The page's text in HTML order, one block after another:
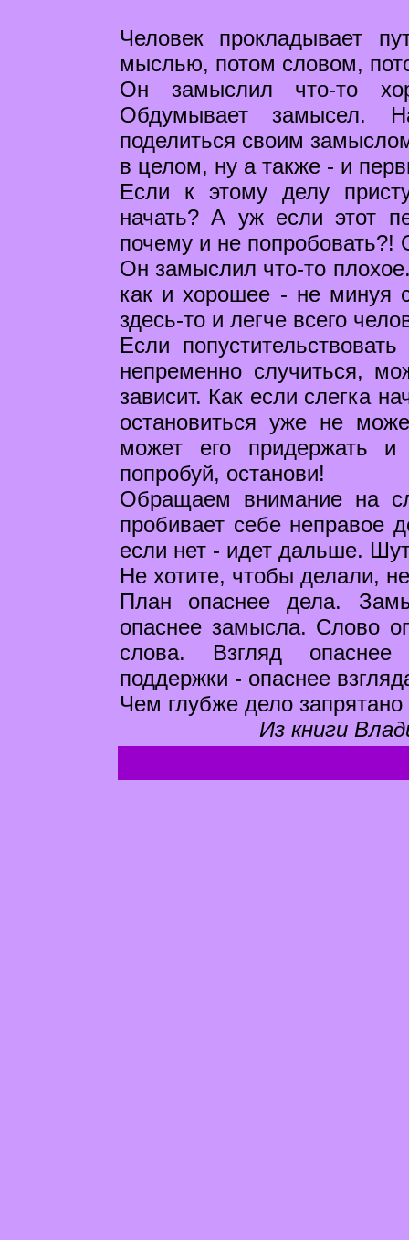
Человек прокладывает
мыслью, потом словом,
Он замыслил что-то
Обдумывает замысел.
поделиться своим
в целом, ну а также - и
Если к этому делу
начать? А уж если этот
почему и не попробовать?!
Он замыслил что-то
как и хорошее - не минуя
здесь-то и легче всего
Если
непременно случиться,
зависит. Как если слегка
остановиться уже не
может его придержать
попробуй, останови!
Обращаем внимание на
пробивает себе неправое
если нет - идет дальше.
Не хотите, чтобы делали,
План опаснее дела.
опаснее замысла. Слово
слова. Взгляд опаснее
поддержки - опаснее
Чем глубже дело
Из книги